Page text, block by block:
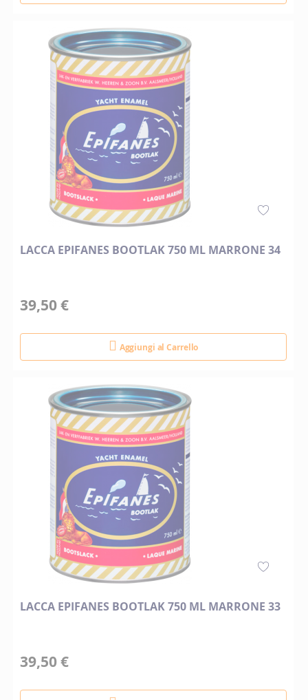
LACCA EPIFANES BOOTLAK 750 ML MARRONE 34
39,50 €
Aggiungi al Carrello
LACCA EPIFANES BOOTLAK 750 ML MARRONE 33
39,50 €